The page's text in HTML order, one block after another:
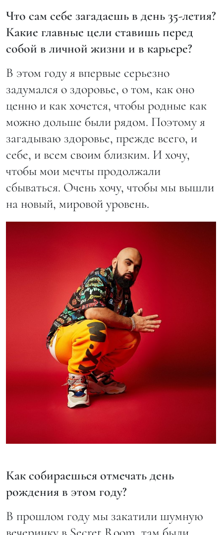
Что сам себе загадаешь в день 35-летия?
Какие главные цели ставишь перед
собой в личной жизни и в карьере?
В этом году я впервые серьезно
задумался о здоровье, о том, как оно
ценно и как хочется, чтобы родные как
можно дольше были рядом. Поэтому я
загадываю здоровье, прежде всего, и
себе, и всем своим близким. И хочу,
чтобы мои мечты продолжали
сбываться. Очень хочу, чтобы мы вышли
на новый, мировой уровень.
Как собираешься отмечать день
рождения в этом году?
В прошлом году мы закатили шумную